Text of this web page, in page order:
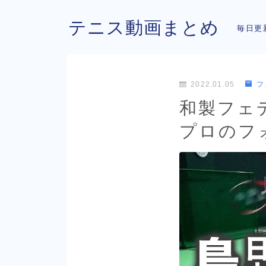
テニス動画まとめ 毎日更
2022.01.05 フ
和製フェ
プロのフ